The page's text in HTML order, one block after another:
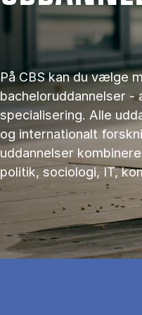
På CBS kan du vælge
bacheloruddannelser -
specialisering. Alle
og internationalt
uddannelser
politik, sociologi, IT,